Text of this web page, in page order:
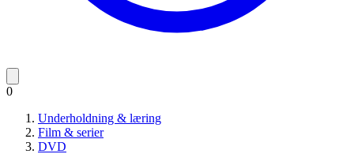
0
Underholdning & læring
Film & serier
DVD